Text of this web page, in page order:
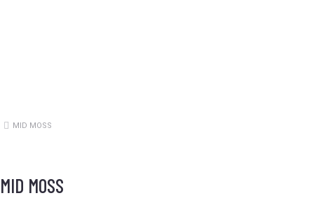
Estás aquí:
MID MOSS
MID MOSS